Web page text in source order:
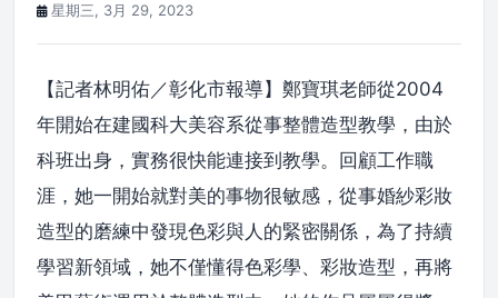
星期三, 3月 29, 2023
【記者林明佑／彰化市報導】鄭寶琪老師從2004
年開始在建國科大美容系從事整體造型教學，由於
科班出身，實務很快能連接到教學。回顧工作職
涯，她一開始就對美的事物很敏感，從事婚紗彩妝
造型的磨練中發現色彩與人的緊密關係，為了持續
學習新領域，她不僅懂得色彩學、彩妝造型，再將